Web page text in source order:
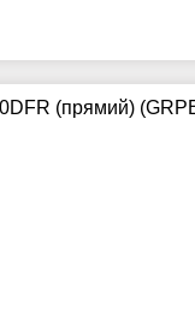
(прямий)